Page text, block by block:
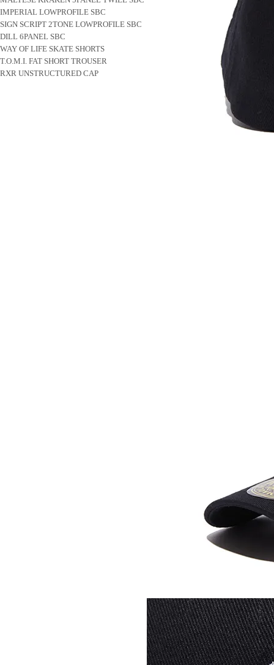
IMPERIAL LOWPROFILE SBC
SIGN SCRIPT 2TONE LOWPROFILE SBC
DILL 6PANEL SBC
WAY OF LIFE SKATE SHORTS
T.O.M.I. FAT SHORT TROUSER
RXR UNSTRUCTURED CAP